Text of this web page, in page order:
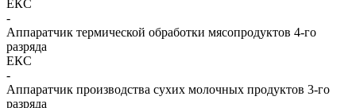
ЕКС
-
Аппаратчик термической обработки мясопродуктов 4-го
разряда
ЕКС
-
Аппаратчик производства сухих молочных продуктов 3-го
разряда